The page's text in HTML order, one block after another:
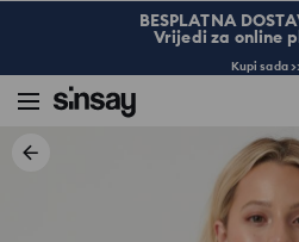
BESPLATNA
Vrijedi za online
Kupi sada